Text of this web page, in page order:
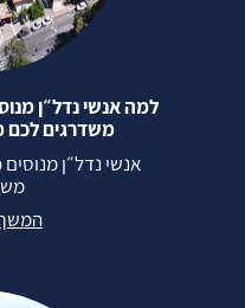
למה אנשי נדל״ן
משדרגים לכם
אנשי נדל״ן